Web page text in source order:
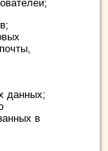
данных;
в